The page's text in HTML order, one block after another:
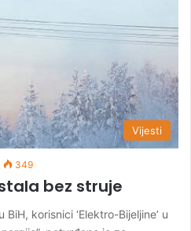
Vijesti
349
bez struje
korisnici ‘Elektro-Bijeljine’ u